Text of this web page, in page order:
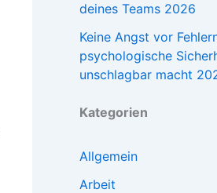
deines Teams 2026
Keine Angst vor
psychologische
unschlagbar macht
Kategorien
Allgemein
Arbeit